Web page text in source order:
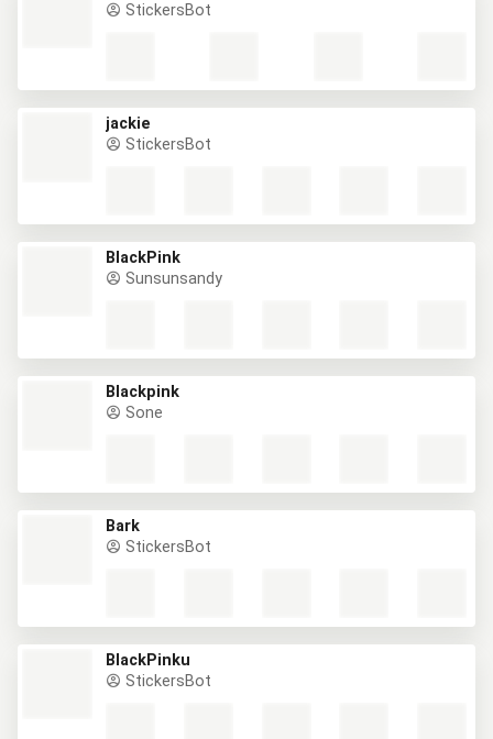
StickersBot
jackie
StickersBot
BlackPink
Sunsunsandy
Blackpink
Sone
Bark
StickersBot
BlackPinku
StickersBot